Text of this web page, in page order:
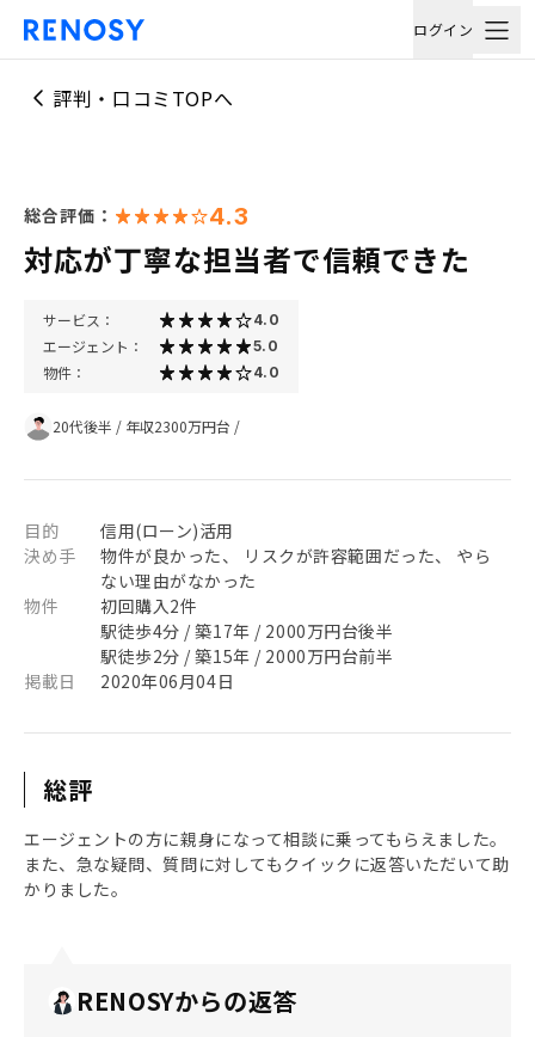
ログイン
評判・口コミTOPへ
総合評価： 4.3
対応が丁寧な担当者で信頼できた
サービス： 4.0
エージェント： 5.0
物件： 4.0
20代後半 / 年収2300万円台 /
目的
信用(ローン)活用
決め手
物件が良かった、 リスクが許容範囲だった、 やら
ない理由がなかった
物件
初回購入2件
駅徒歩4分 / 築17年 / 2000万円台後半
駅徒歩2分 / 築15年 / 2000万円台前半
掲載日
2020年06月04日
総評
エージェントの方に親身になって相談に乗ってもらえました。
また、急な疑問、質問に対してもクイックに返答いただいて助
かりました。
RENOSYからの返答